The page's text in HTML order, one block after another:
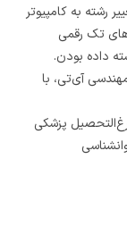
رشته به کامپیوتر
سه تا از رتبه‌های تک رقمی
داده بودن.
و مهندسی آی‌تی، با